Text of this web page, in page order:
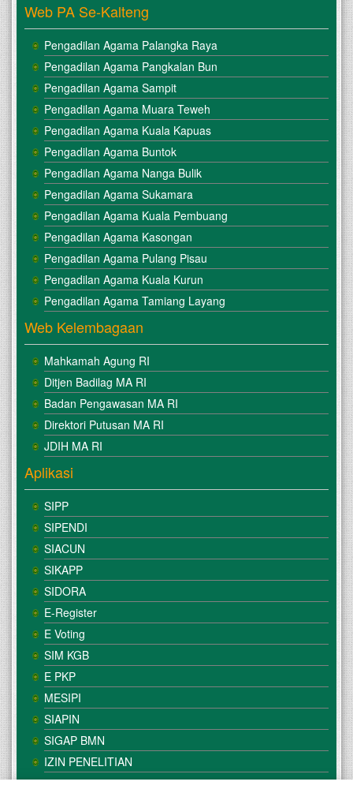
Web PA Se-Kalteng
Pengadilan Agama Palangka Raya
Pengadilan Agama Pangkalan Bun
Pengadilan Agama Sampit
Pengadilan Agama Muara Teweh
Pengadilan Agama Kuala Kapuas
Pengadilan Agama Buntok
Pengadilan Agama Nanga Bulik
Pengadilan Agama Sukamara
Pengadilan Agama Kuala Pembuang
Pengadilan Agama Kasongan
Pengadilan Agama Pulang Pisau
Pengadilan Agama Kuala Kurun
Pengadilan Agama Tamiang Layang
Web Kelembagaan
Mahkamah Agung RI
Ditjen Badilag MA RI
Badan Pengawasan MA RI
Direktori Putusan MA RI
JDIH MA RI
Aplikasi
SIPP
SIPENDI
SIACUN
SIKAPP
SIDORA
E-Register
E Voting
SIM KGB
E PKP
MESIPI
SIAPIN
SIGAP BMN
IZIN PENELITIAN